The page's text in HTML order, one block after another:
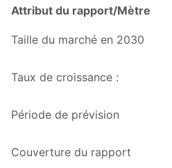
Attribut du rapport/Mètre
Taille du marché en 2030
Taux de croissance :
Période de prévision
Couverture du rapport